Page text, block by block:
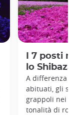
I 7 posti
lo
A differenza
abituati, gli
grappoli nei
tonalità di